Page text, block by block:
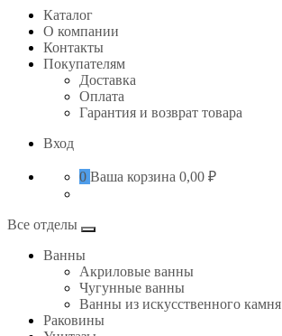
Каталог
О компании
Контакты
Покупателям
Доставка
Оплата
Гарантия и возврат товара
Вход
0 Ваша корзина 0,00 ₽
Все отделы
Ванны
Акриловые ванны
Чугунные ванны
Ванны из искусственного камня
Раковины